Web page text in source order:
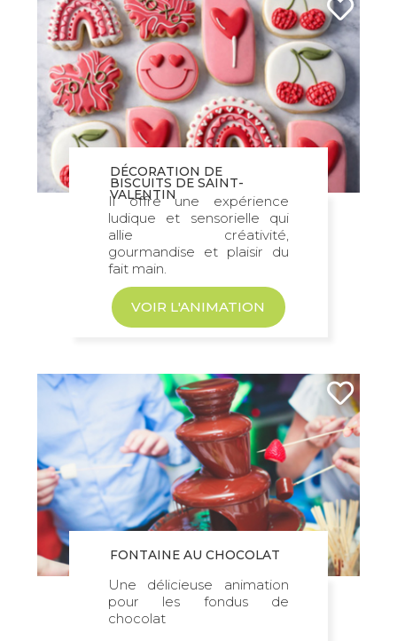
DÉCORATION DE
BISCUITS DE SAINT-
VALENTIN
Il offre une expérience
ludique et sensorielle qui
allie créativité,
gourmandise et plaisir du
fait main.
VOIR L'ANIMATION
FONTAINE AU CHOCOLAT
Une délicieuse animation
pour les fondus de
chocolat